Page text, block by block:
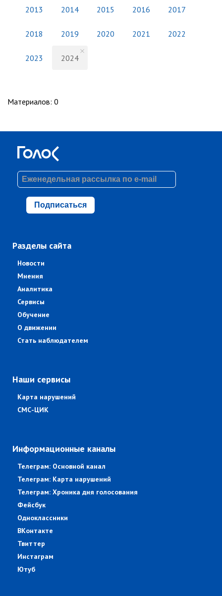
2013 2014 2015 2016 2017
2018 2019 2020 2021 2022
2023 2024
Материалов: 0
Подписаться
Разделы сайта
Новости
Мнения
Аналитика
Сервисы
Обучение
О движении
Стать наблюдателем
Наши сервисы
Карта нарушений
СМС-ЦИК
Информационные каналы
Телеграм: Основной канал
Телеграм: Карта нарушений
Телеграм: Хроника дня голосования
Фейсбук
Одноклассники
ВКонтакте
Твиттер
Инстаграм
Ютуб